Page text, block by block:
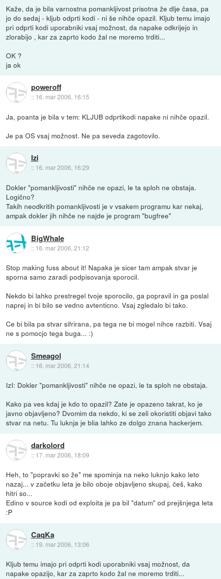
Kaže, da je bila varnostna pomankljivost prisotna že dlje časa, pa
jo do sedaj - kljub odprti kodi - ni še nihče opazil. Kljub temu imajo
pri odprti kodi uporabniki vsaj možnost, da napake odkrijejo in
zlorabijo , kar za zaprto kodo žal ne moremo trditi...
OK ?
ja ok
poweroff
:: 16. mar 2006, 16:15
Ja, poanta je bila v tem: KLJUB odprtikodi napake ni nihče opazil.
Je pa OS vsaj možnost. Ne pa seveda zagotovilo.
Izi
:: 16. mar 2006, 16:29
Dokler "pomankljivosti" nihče ne opazi, le ta sploh ne obstaja.
Logično?
Takih neodkritih pomankljivosti je v vsakem programu kar nekaj,
ampak dokler jih nihče ne najde je program "bugfree"
BigWhale
:: 16. mar 2006, 21:12
Stop making fuss about it! Napaka je sicer tam ampak stvar je
sporna samo zaradi podpisovanja sporocil.
Nekdo bi lahko prestregel tvoje sporocilo, ga popravil in ga poslal
naprej in bi bilo se vedno avtenticno. Vsaj zgledalo bi tako.
Ce bi bila pa stvar sifrirana, pa tega ne bi mogel nihce razbiti. Vsaj
ne s pomocjo tega buga... :)
Smeagol
:: 16. mar 2006, 21:14
IzI: Dokler "pomankljivosti" nihče ne opazi, le ta sploh ne obstaja.
Kako pa ves kdaj je kdo to opazil? Zate je opazeno takrat, ko je
javno objavljeno? Dvomim da nekdo, ki se zeli okoristiti objavi tako
stvar na netu. Tu luknja je blia lahko ze dolgo znana hackerjem.
darkolord
:: 17. mar 2006, 18:09
Heh, to "popravki so že" me spominja na neko luknjo kako leto
nazaj... v začetku leta je bilo oboje objavljeno skupaj, češ, kako
hitri so...
Edino v source kodi od exploita je pa bil "datum" od prejšnjega leta
:P
CaqKa
:: 19. mar 2006, 13:06
Kljub temu imajo pri odprti kodi uporabniki vsaj možnost, da
napake opazijo, kar za zaprto kodo žal ne moremo trditi...